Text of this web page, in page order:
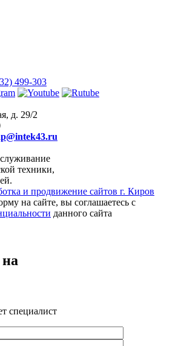
499-303
д. 29/2
техники,
на сайте, вы соглашаетесь с
данного сайта
специалист